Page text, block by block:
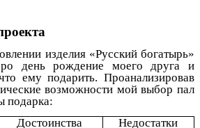
изделия «Русский богатырь»
день рождение моего друга и
ему подарить. Проанализировав
возможности мой выбор пал
подарка:
Достоинства Недостатки